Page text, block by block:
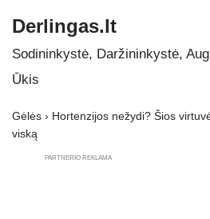
Skip
to
Derlingas.lt
Sodininkystė, Daržininkystė,
Ūkis
Gėlės › Hortenzijos nežydi? Šios
viską
PARTNERIO REKLAMA